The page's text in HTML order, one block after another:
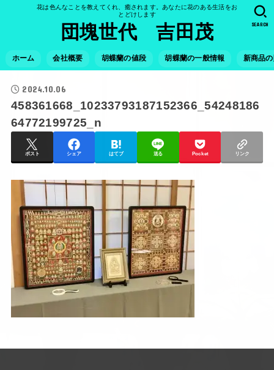
花は色んなことを教えてくれ、癒されます。あなたに花のある生活をお
とどけします
団塊世代 吉田茂
ホーム 会社概要 胡蝶蘭の値段 胡蝶蘭の一般情報 新商品
SEARCH
2024.10.06
458361668_10233793187152366_54248186
64772199725_n
ポスト シェア はてブ 送る Pocket リンク